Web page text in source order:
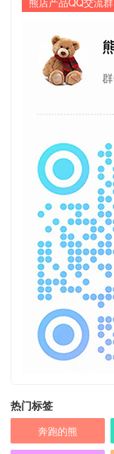
热门标签
奔跑的熊